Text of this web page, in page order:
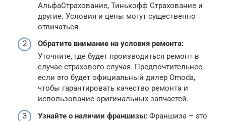
АльфаСтрахование, Тинькофф Страхование и
другие. Условия и цены могут существенно
отличаться.
Обратите внимание на условия ремонта:
Уточните, где будет производиться ремонт в
случае страхового случая. Предпочтительнее,
если это будет официальный дилер Omoda,
чтобы гарантировать качество ремонта и
использование оригинальных запчастей.
Узнайте о наличии франшизы: Франшиза – это